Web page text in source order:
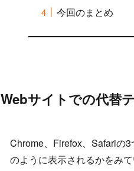
今回のまとめ
Webサイトでの代替
Chrome、Firefox、Safariの
のように表示されるかをみて